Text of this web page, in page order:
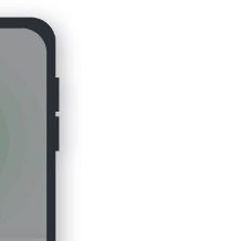
– Fullført
din.